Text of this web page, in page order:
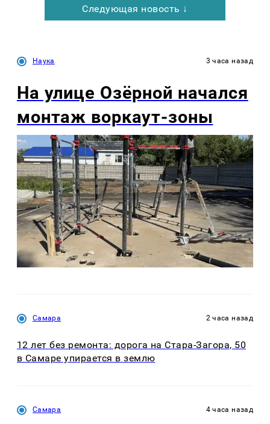
Следующая новость ↓
Наука 3 часа назад
На улице Озëрной начался
монтаж воркаут-зоны
Самара 2 часа назад
12 лет без ремонта: дорога на Стара-Загора, 50
в Самаре упирается в землю
Самара 4 часа назад